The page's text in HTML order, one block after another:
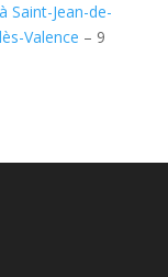
Saint-Jean-de-
Valence – 9